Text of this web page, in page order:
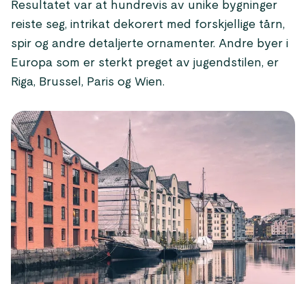
Resultatet var at hundrevis av unike bygninger
reiste seg, intrikat dekorert med forskjellige tårn,
spir og andre detaljerte ornamenter. Andre byer i
Europa som er sterkt preget av jugendstilen, er
Riga, Brussel, Paris og Wien.